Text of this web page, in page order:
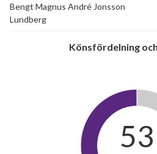
Bengt Magnus André Jonsson
Lundberg
Könsfördelning
53